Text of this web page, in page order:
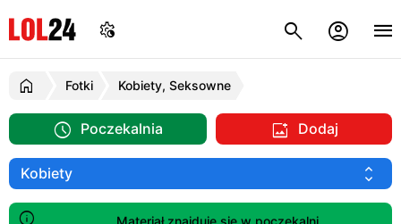
Fotki Kobiety, Seksowne
Poczekalnia Dodaj
Materiał znajduje się w poczekalni.